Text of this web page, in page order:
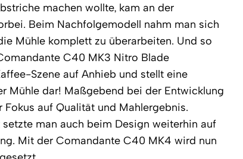
machen wollte, kam an der
Beim Nachfolgemodell nahm man sich
Mühle komplett zu überarbeiten. Und so
C40 MK3 Nitro Blade
Szene auf Anhieb und stellt eine
Mühle dar! Maßgebend bei der Entwicklung
auf Qualität und Mahlergebnis.
man auch beim Design weiterhin auf
Mit der Comandante C40 MK4 wird nun